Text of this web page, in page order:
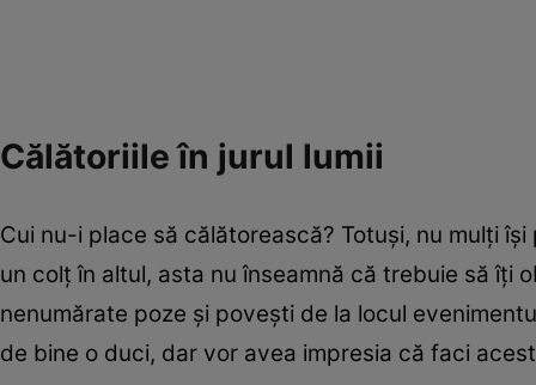
Călătoriile în jurul lumii
Cui nu-i place să călătorească? Totuşi, nu mulţi
un colţ în altul, asta nu înseamnă că trebuie să îţi
nenumărate poze şi poveşti de la locul
de bine o duci, dar vor avea impresia că faci